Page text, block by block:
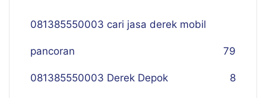
081385550003 cari jasa derek mobil
pancoran 79
081385550003 Derek Depok 8